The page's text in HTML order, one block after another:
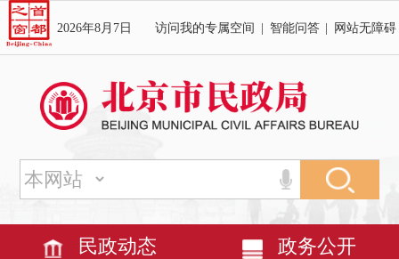
2026年8月7日 访问我的专属空间 智能问答 网站无障碍
民政动态 政务公开